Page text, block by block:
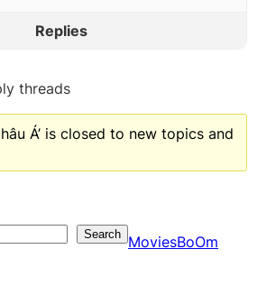
Replies
threads
Á’ is closed to new topics and
Search MoviesBoOm